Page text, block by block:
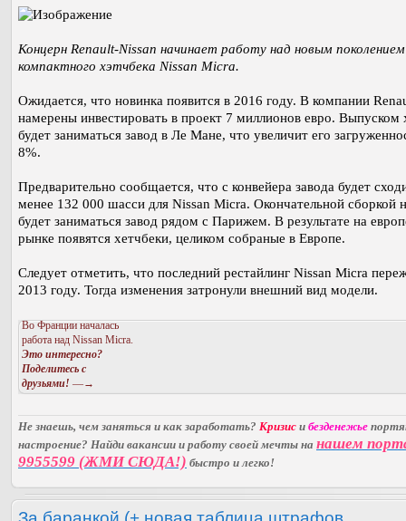
Концерн Renault-Nissan начинает работу над новым поколением
компактного хэтчбека Nissan Micra.
Ожидается, что новинка появится в 2016 году. В компании
намерены инвестировать в проект 7 миллионов евро. Выпуском
будет заниматься завод в Ле Мане, что увеличит его
8%.
Предварительно сообщается, что с конвейера завода будет
менее 132 000 шасси для Nissan Micra. Окончательной сборкой
будет заниматься завод рядом с Парижем. В результате на
рынке появятся хетчбеки, целиком собраные в Европе.
Следует отметить, что последний рестайлинг Nissan Micra
2013 году. Тогда изменения затронули внешний вид модели.
Во Франции началась
работа над Nissan Micra.
Это интересно?
Поделитесь с
друзьями! —→
Не знаешь, чем заняться и как заработать? Кризис и безденежье
настроение? Найди вакансии и работу своей мечты на нашем
9955599 (ЖМИ СЮДА!) быстро и легко!